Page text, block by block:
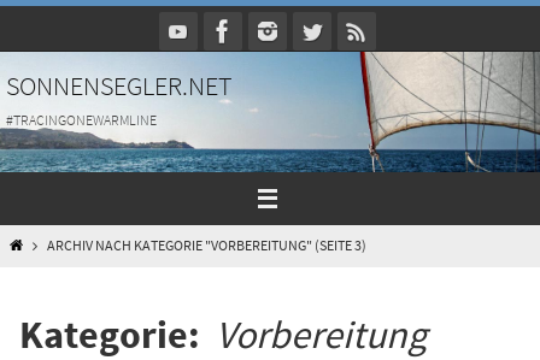
Inhalt
springen
SONNENSEGLER.NET
#TRACINGONEWARMLINE
HOMEARCHIV NACH KATEGORIE "VORBEREITUNG" (SEITE 3)
Kategorie: Vorbereitung